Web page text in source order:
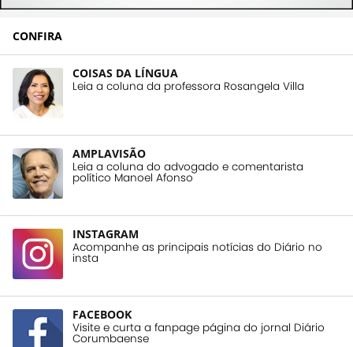
CONFIRA
COISAS DA LÍNGUA
Leia a coluna da professora Rosangela Villa
AMPLAVISÃO
Leia a coluna do advogado e comentarista
político Manoel Afonso
INSTAGRAM
Acompanhe as principais notícias do Diário no
insta
FACEBOOK
Visite e curta a fanpage página do jornal Diário
Corumbaense